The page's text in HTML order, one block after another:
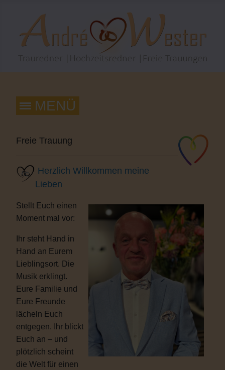
Freie Trauung
Herzlich Willkommen meine
Lieben
Stellt Euch einen
Moment mal vor:
Ihr steht Hand in
Hand an Eurem
Lieblingsort. Die
Musik erklingt.
Eure Familie und
Eure Freunde
lächeln Euch
entgegen. Ihr blickt
Euch an – und
plötzlich scheint
die Welt für einen